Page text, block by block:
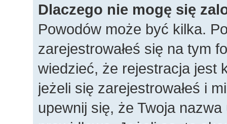
Dlaczego nie mogę się
Powodów może być kilka.
zarejestrowałeś się na tym
wiedzieć, że rejestracja jest
jeżeli się zarejestrowałeś i
upewnij się, że Twoja